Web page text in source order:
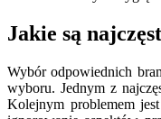
Jakie są
Wybór odpowiednich
wyboru. Jednym z
Kolejnym problemem